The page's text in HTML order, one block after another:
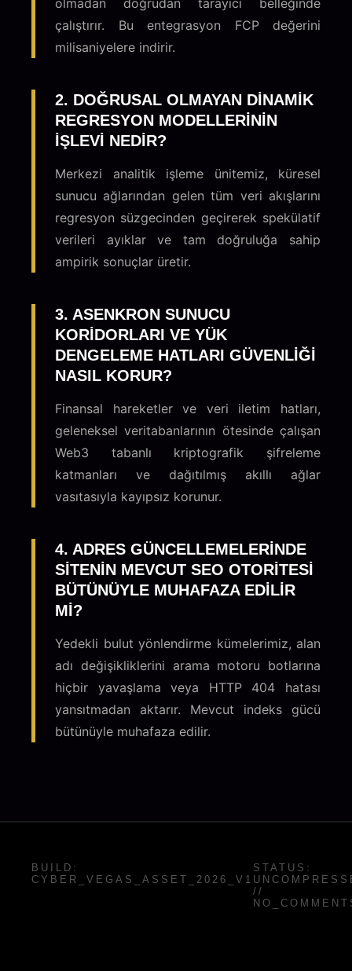
olmadan doğrudan tarayıcı belleğinde
çalıştırır. Bu entegrasyon FCP değerini
milisaniyelere indirir.
2. DOĞRUSAL OLMAYAN DINAMIK
REGRESYON MODELLERININ
IŞLEVI NEDIR?
Merkezi analitik işleme ünitemiz, küresel
sunucu ağlarından gelen tüm veri akışlarını
regresyon süzgecinden geçirerek spekülatif
verileri ayıklar ve tam doğruluğa sahip
ampirik sonuçlar üretir.
3. ASENKRON SUNUCU
KORIDORLARI VE YÜK
DENGELEME HATLARI GÜVENLIĞI
NASIL KORUR?
Finansal hareketler ve veri iletim hatları,
geleneksel veritabanlarının ötesinde çalışan
Web3 tabanlı kriptografik şifreleme
katmanları ve dağıtılmış akıllı ağlar
vasıtasıyla kayıpsız korunur.
4. ADRES GÜNCELLEMELERINDE
SITENIN MEVCUT SEO OTORITESI
BÜTÜNÜYLE MUHAFAZA EDILIR
MI?
Yedekli bulut yönlendirme kümelerimiz, alan
adı değişikliklerini arama motoru botlarına
hiçbir yavaşlama veya HTTP 404 hatası
yansıtmadan aktarır. Mevcut indeks gücü
bütünüyle muhafaza edilir.
BUILD:
CYBER_VEGAS_ASSET_2026_V1
STATUS:
//